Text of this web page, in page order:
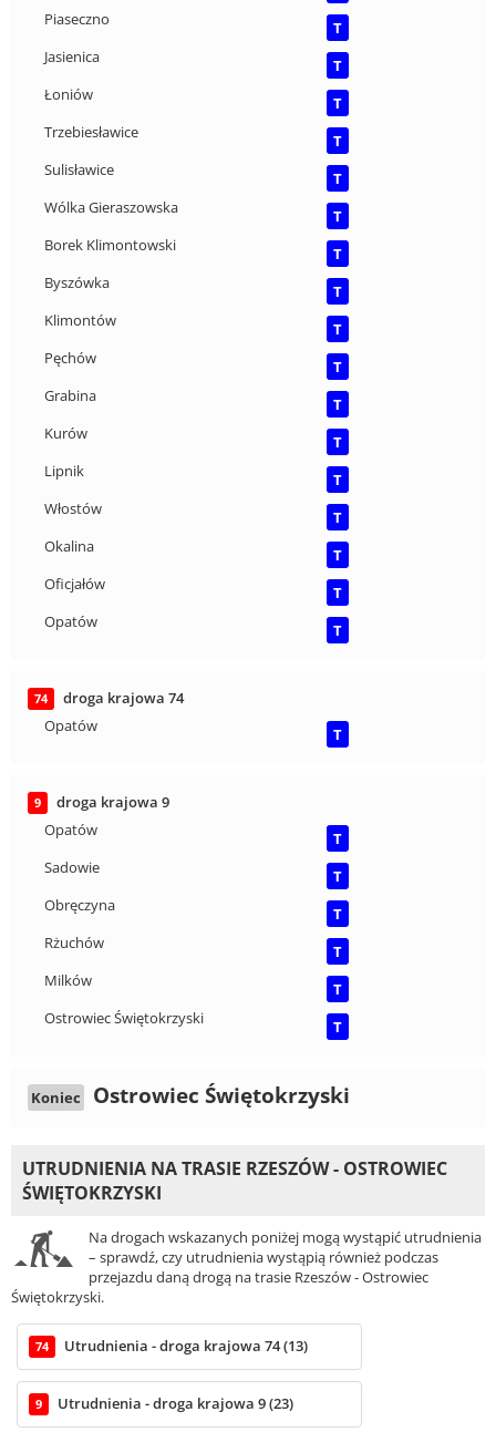
Piaseczno
T
Jasienica
T
Łoniów
T
Trzebiesławice
T
Sulisławice
T
Wólka Gieraszowska
T
Borek Klimontowski
T
Byszówka
T
Klimontów
T
Pęchów
T
Grabina
T
Kurów
T
Lipnik
T
Włostów
T
Okalina
T
Oficjałów
T
Opatów
T
74
droga krajowa 74
Opatów
T
9
droga krajowa 9
Opatów
T
Sadowie
T
Obręczyna
T
Rżuchów
T
Milków
T
Ostrowiec Świętokrzyski
T
Koniec Ostrowiec Świętokrzyski
UTRUDNIENIA NA TRASIE RZESZÓW - OSTROWIEC
ŚWIĘTOKRZYSKI
Na drogach wskazanych poniżej mogą wystąpić utrudnienia
– sprawdź, czy utrudnienia wystąpią również podczas
przejazdu daną drogą na trasie Rzeszów - Ostrowiec
Świętokrzyski.
74 Utrudnienia - droga krajowa 74 (13)
9 Utrudnienia - droga krajowa 9 (23)